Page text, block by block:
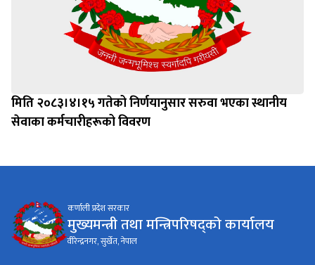
मिति २०८३।४।१५ गतेको निर्णयानुसार सरुवा भएका स्थानीय
सेवाका कर्मचारीहरूको विवरण
कर्णाली प्रदेश सरकार
मुख्यमन्त्री तथा मन्त्रिपरिषद्को कार्यालय
वीरेन्द्रनगर, सुर्खेत, नेपाल